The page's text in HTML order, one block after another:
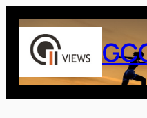
Saltar
contenido